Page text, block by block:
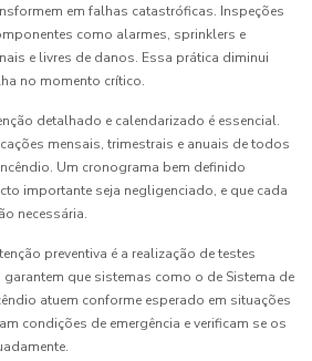
em falhas catastróficas. Inspeções
como alarmes, sprinklers e
e livres de danos. Essa prática diminui
no momento crítico.
detalhado e calendarizado é essencial.
mensais, trimestrais e anuais de todos
Um cronograma bem definido
importante seja negligenciado, e que cada
necessária.
preventiva é a realização de testes
que sistemas como o de Sistema de
atuem conforme esperado em situações
condições de emergência e verificam se os